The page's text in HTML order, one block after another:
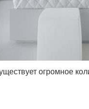
огромное